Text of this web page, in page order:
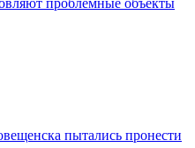
проблемные объекты
пытались пронести